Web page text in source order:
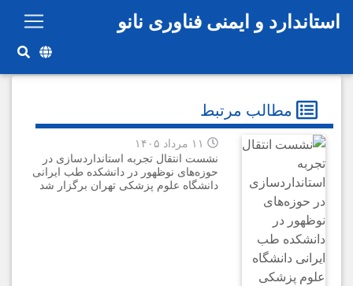
رفتن به محتوای اصلی
استاندارد و ایمنی فناوری نانو
مطالب مرتبط
نشست انتقال تجربه استانداردسازی در
حوزه‌های نوظهور در دانشکده طب ایرانی
دانشگاه علوم پزشکی تهران برگزار شد